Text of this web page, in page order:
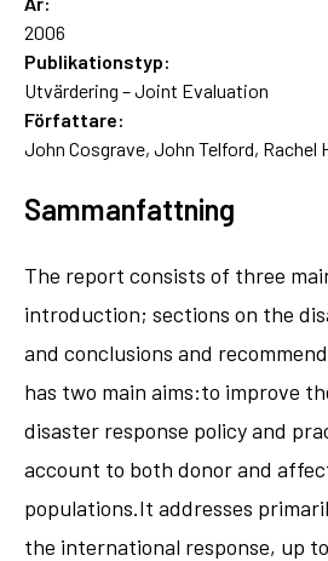
2006
Publikationstyp:
Utvärdering – Joint Evaluation
Författare:
John Cosgrave, John Telford, Rachel
Sammanfattning
The report consists of three
introduction; sections on the
and conclusions and
has two main aims:to improve
disaster response policy and
account to both donor and
populations.It addresses
the international response, up